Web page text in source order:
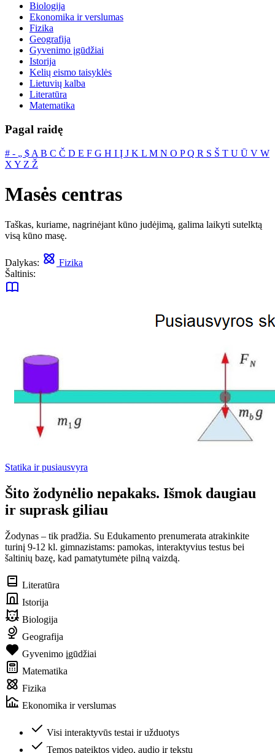
Biologija
Ekonomika ir verslumas
Fizika
Geografija
Gyvenimo įgūdžiai
Istorija
Kelių eismo taisyklės
Lietuvių kalba
Literatūra
Matematika
Pagal raidę
# ‐ „ $ A B C Č D E F G H I Į J K L M N O PQ R S Š T U Ū V W
X Y Z Ž
Masės centras
Taškas, kuriame, nagrinėjant kūno judėjimą, galima laikyti sutelktą
visą kūno masę.
Dalykas:
Fizika
Šaltinis:
Statika ir pusiausvyra
Šito žodynėlio nepakaks. Išmok daugiau
ir suprask giliau
Žodynas – tik pradžia. Su Edukamento prenumerata atrakinkite
turinį 9-12 kl. gimnazistams: pamokas, interaktyvius testus bei
šaltinių bazę, kad pamatytumėte pilną vaizdą.
Literatūra
Istorija
Biologija
Geografija
Gyvenimo įgūdžiai
Matematika
Fizika
Ekonomika ir verslumas
Visi interaktyvūs testai ir užduotys
Temos pateiktos video, audio ir tekstu